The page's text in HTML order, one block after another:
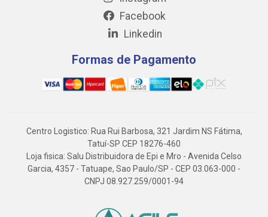
Facebook
Linkedin
Formas de Pagamento
Centro Logistico: Rua Rui Barbosa, 321 Jardim NS Fátima,
Tatuí-SP CEP 18276-460
Loja fisica: Salu Distribuidora de Epi e Mro - Avenida Celso
Garcia, 4357 - Tatuape, Sao Paulo/SP - CEP 03.063-000 -
CNPJ 08.927.259/0001-94